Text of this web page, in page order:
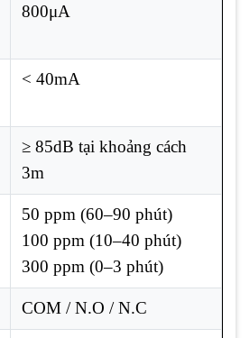
800μA
< 40mA
≥ 85dB tại khoảng cách
3m
50 ppm (60–90 phút)
100 ppm (10–40 phút)
300 ppm (0–3 phút)
COM / N.O / N.C